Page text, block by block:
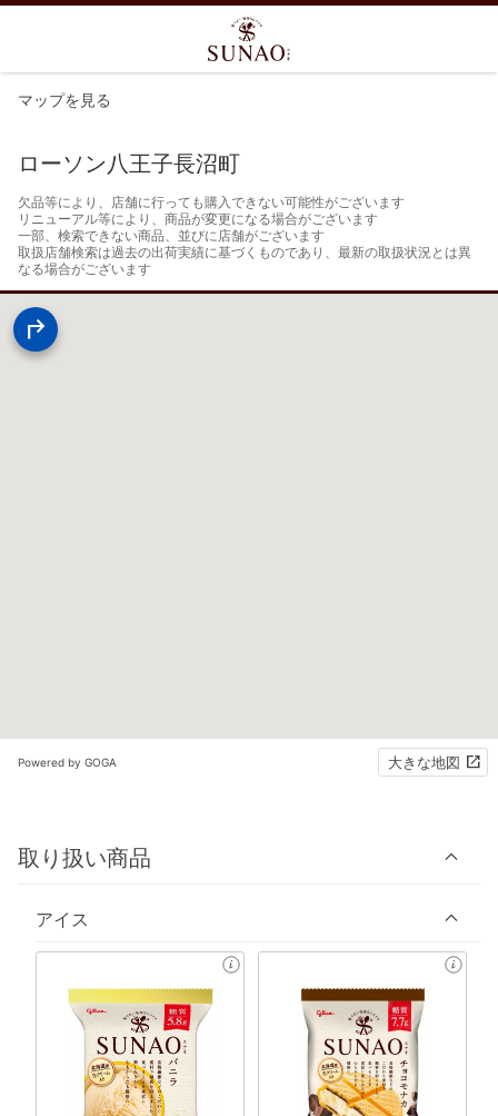
マップを見る
ローソン八王子長沼町
欠品等により、店舗に行っても購入できない可能性がございます
リニューアル等により、商品が変更になる場合がございます
一部、検索できない商品、並びに店舗がございます
取扱店舗検索は過去の出荷実績に基づくものであり、最新の取扱状況とは異
なる場合がございます
Powered by GOGA 大きな地図
取り扱い商品
アイス